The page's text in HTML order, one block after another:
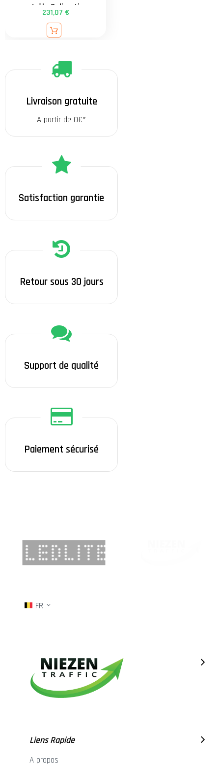
contrôle 2 directions
externe - attache
universelle de 34 à
231,07 €
Livraison gratuite
A partir de 0€*
Satisfaction garantie
Retour sous 30 jours
Support de qualité
Paiement sécurisé
FR
Liens Rapide
A propos